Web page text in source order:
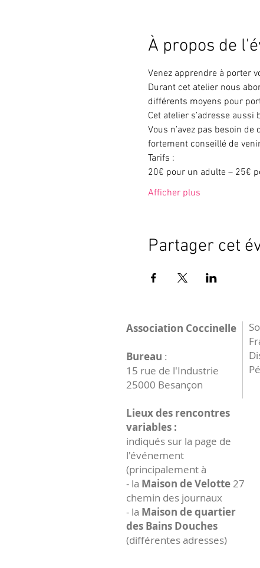
À propos de
Venez apprendre à porter
Durant cet atelier nous
différents moyens pour
Cet atelier s’adresse
Vous n’avez pas besoin
fortement conseillé de
Tarifs :
20€ pour un adulte – 25€
Afficher plus
Partager cet
Association Coccinelle
Bureau :
15 rue de l'Industrie
25000 Besançon
Lieux des rencontres
variables :
indiqués sur la page de
l'événement
(principalement à
- la Maison de Velotte27
chemin des journaux
- la Maison de quartier
des Bains Douches
(différentes adresses)